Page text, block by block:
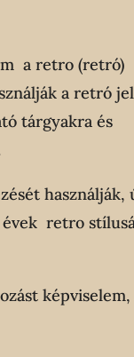
a retro (retró)
a retró
tárgyakra és
használják,
évek retro